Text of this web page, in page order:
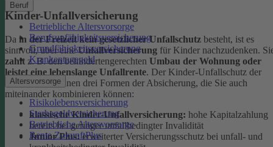
Beruf
Betriebliche Altersvorsorge
Berufsunfähigkeitsversicherung
Grundfähigkeitsversicherung
Krankentagegeld
Altersvorsorge
Risikolebensversicherung
Sterbegeldversicherung
Betriebliche Altersvorsorge
Rente ZukunftPlus
Kinder-Unfallversicherung
Da in der Freizeit kein gesetzlicher Unfallschutz besteht, ist es
sinnvoll, über eineUnfallversicherung für Kinder nachzudenken.
zahlt z. B. den behindertengerechten Umbau der Wohnung oder
leistet eine lebenslange Unfallrente. Der Kinder-Unfallschutz der
DEVK bietet Ihnen drei Formen der Absicherung, die Sie auch
miteinander kombinieren können:
klassische Kinder-Unfallversicherung: hohe Kapitalzahlung
bereits bei geringer unfallbedingter Invalidität
Junior Plus:erweiterter Versicherungsschutz bei unfall- und